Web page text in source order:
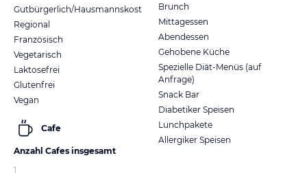
Gutbürgerlich/Hausmannskost
Regional
Französisch
Vegetarisch
Laktosefrei
Glutenfrei
Vegan
Cafe
Anzahl Cafes insgesamt
1
Brunch
Mittagessen
Abendessen
Gehobene Küche
Spezielle Diät-Menüs (auf
Anfrage)
Snack Bar
Diabetiker Speisen
Lunchpakete
Allergiker Speisen